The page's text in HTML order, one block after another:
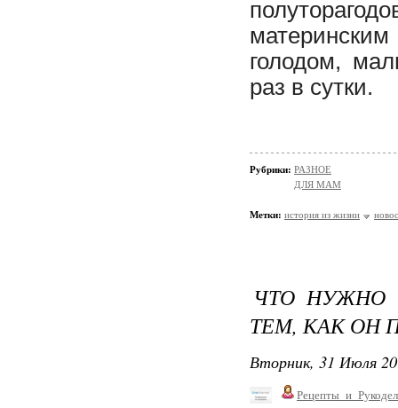
голодом,
раз в сутки.
Рубрики: РАЗНОЕ
ДЛЯ МАМ
Метки: история из жизни
ЧТО НУЖНО
ТЕМ, КАК ОН
Вторник, 31 Июля